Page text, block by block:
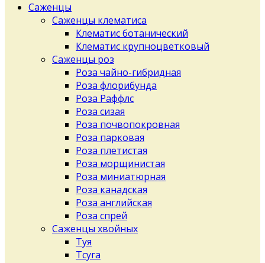
Саженцы
Саженцы клематиса
Клематис ботанический
Клематис крупноцветковый
Саженцы роз
Роза чайно-гибридная
Роза флорибунда
Роза Раффлс
Роза сизая
Роза почвопокровная
Роза парковая
Роза плетистая
Роза морщинистая
Роза миниатюрная
Роза канадская
Роза английская
Роза спрей
Саженцы хвойных
Туя
Тсуга